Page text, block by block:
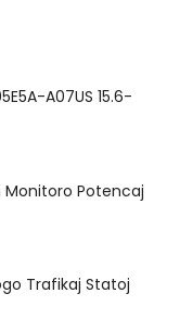
A07US 15.6-
Potencaj
Trafikaj Statoj